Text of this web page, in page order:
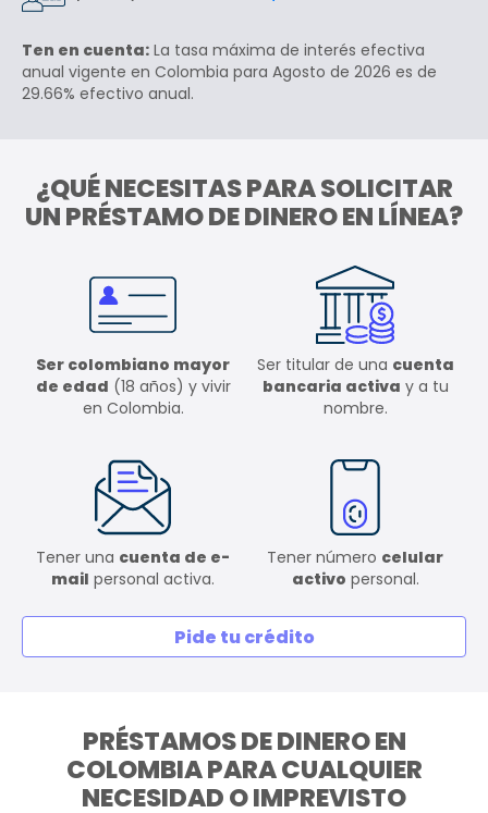
Ten en cuenta: La tasa máxima de interés efectiva
anual vigente en Colombia para Agosto de 2026 es de
29.66% efectivo anual.
¿QUÉ NECESITAS PARA SOLICITAR
UN PRÉSTAMO DE DINERO EN LÍNEA?
Ser colombiano mayor
de edad (18 años) y vivir
en Colombia.
Ser titular de una cuenta
bancaria activa y a tu
nombre.
Tener una cuenta de e-
mail personal activa.
Tener número celular
activo personal.
Pide tu crédito
PRÉSTAMOS DE DINERO EN
COLOMBIA PARA CUALQUIER
NECESIDAD O IMPREVISTO